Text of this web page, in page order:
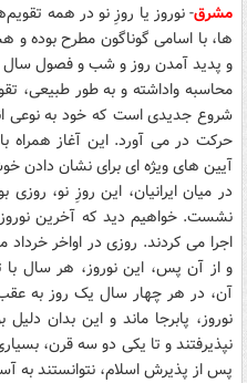
مشرق- نوروز يا روزِ نو در همه
ها، با اسامى گوناگون مطرح بوده
و پديد آمدن روز و شب و فصول سال و
محاسبه واداشته و به طور طبيعى،
شروع جديدى است که خود به نوعى
حرکت در مى ‏آورد. اين آغاز همراه
آيين هاى ويژه ‏اى براى نشان دادن
در ميان ايرانيان، اين روزِ نو،
‏نشست. خواهيم ديد که آخرين نوروز
اجرا مى ‏کردند. روزى در اواخر
و از آن پس، اين نوروز، هر سال
آن، در هر چهار سال يک روز به
نوروز، پابرجا ماند و اين بدان
نپذيرفتند و تا يکى دو سه قرن،
پس از پذيرش اسلام، نتوانستند به